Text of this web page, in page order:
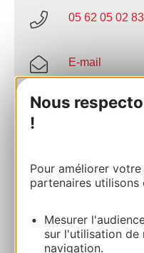
Nous
!
Pour améliorer
partenaires
Mesurer
sur l'utilisation de
navigation.
05 62 05 02 83
E-mail
Site internet